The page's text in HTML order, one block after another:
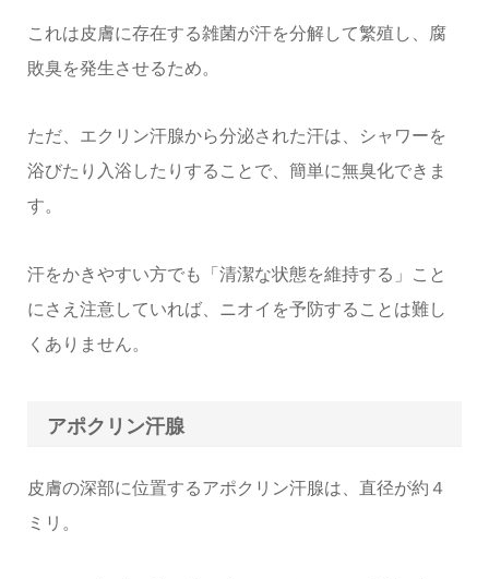
これは皮膚に存在する雑菌が汗を分解して繁殖し、腐
敗臭を発生させるため。
ただ、エクリン汗腺から分泌された汗は、シャワーを
浴びたり入浴したりすることで、簡単に無臭化できま
す。
汗をかきやすい方でも「清潔な状態を維持する」こと
にさえ注意していれば、ニオイを予防することは難し
くありません。
アポクリン汗腺
皮膚の深部に位置するアポクリン汗腺は、直径が約４
ミリ。